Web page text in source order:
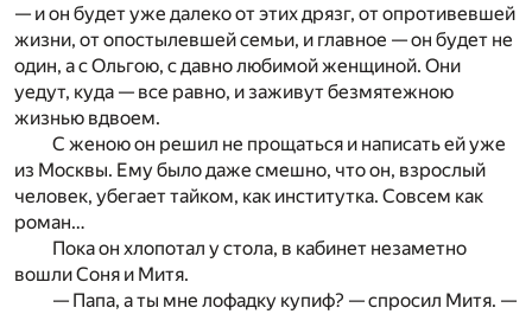
— и он будет уже далеко от этих дрязг, от опротивевшей
жизни, от опостылевшей семьи, и главное — он будет не
один, а с Ольгою, с давно любимой женщиной. Они
уедут, куда — все равно, и заживут безмятежною
жизнью вдвоем.
С женою он решил не прощаться и написать ей уже
из Москвы. Ему было даже смешно, что он, взрослый
человек, убегает тайком, как институтка. Совсем как
роман…
Пока он хлопотал у стола, в кабинет незаметно
вошли Соня и Митя.
— Папа, а ты мне лофадку купиф? — спросил Митя. —